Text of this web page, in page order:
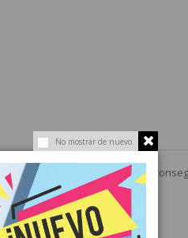
No mostrar de nuevo.
artesanos y científicos se ha
más puntera.